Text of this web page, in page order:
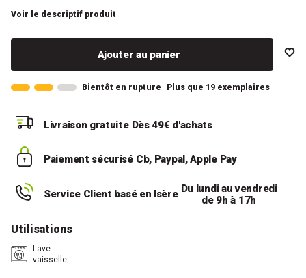
Voir le descriptif produit
Ajouter au panier
Bientôt en rupture Plus que 19 exemplaires
Livraison gratuite Dès 49€ d'achats
Paiement sécurisé Cb, Paypal, Apple Pay
Service Client basé en Isère Du lundi au vendredi
de 9h à 17h
Utilisations
Lave-
vaisselle